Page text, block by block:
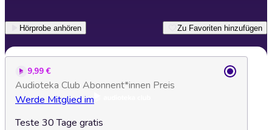
Hörprobe anhören Zu Favoriten hinzufügen
9,99 €
Audioteka Club Abonnent*innen Preis
Werde Mitglied im
Teste 30 Tage gratis